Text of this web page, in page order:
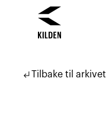
innhold
navigasjon
subdirectory_arrow_leftTilbake til arkivet